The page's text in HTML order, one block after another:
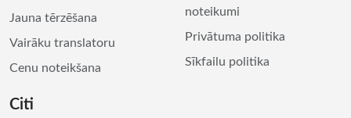
Jauna tērzēšana
Vairāku translatoru
Cenu noteikšana
noteikumi
Privātuma politika
Sīkfailu politika
Citi